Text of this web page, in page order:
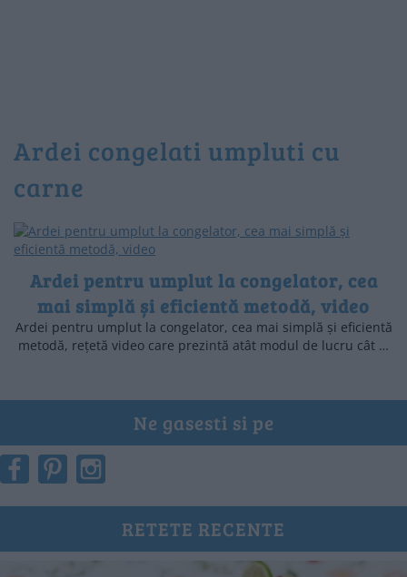
ardei congelati umpluti cu
carne
Ardei pentru umplut la congelator, cea
mai simplă și eficientă metodă, video
Ardei pentru umplut la congelator, cea mai simplă și eficientă
metodă, rețetă video care prezintă atât modul de lucru cât …
Ne gasesti si pe
RETETE RECENTE